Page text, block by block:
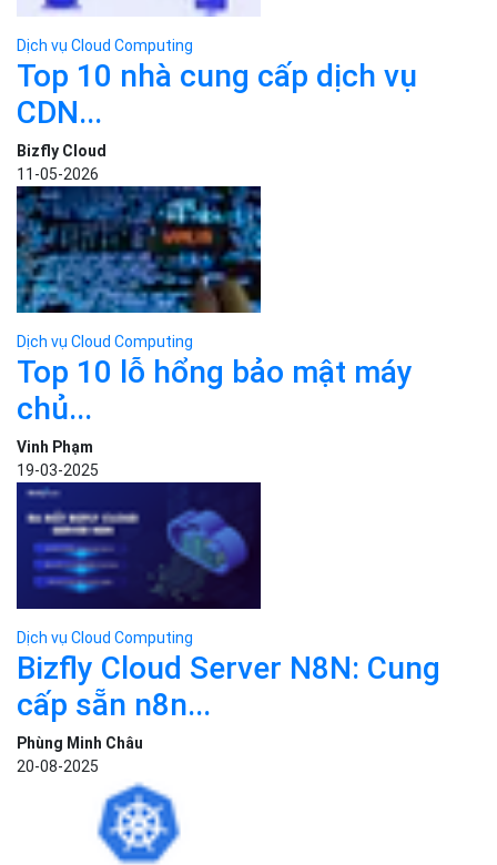
Top 10 lỗ hổng bảo mật máy
chủ...
Vinh Phạm
19-03-2025
Bizfly Cloud Server N8N: Cung
cấp sẵn n8n...
20-08-2025
Dịch vụ Cloud Computing
Kubernetes (K8s) là gì? Tìm hiểu
cơ bản...
Sa Phạm
15-07-2025
Dịch vụ Cloud Computing
N8N là gì? Hướng dẫn cài đặt
và...
29-07-2025